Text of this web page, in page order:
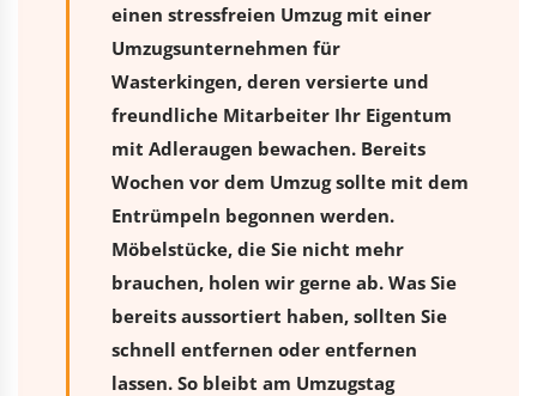
einen stressfreien Umzugmit einer
Umzugsunternehmen für
Wasterkingen, deren versierte und
freundliche Mitarbeiter Ihr Eigentum
mit Adleraugen bewachen. Bereits
Wochen vor dem Umzug sollte mit dem
Entrümpeln begonnen werden.
Möbelstücke, die Sie nicht mehr
brauchen, holen wir gerne ab. Was Sie
bereits aussortiert haben, sollten Sie
schnell entfernen oder entfernen
lassen. So bleibt am Umzugstag